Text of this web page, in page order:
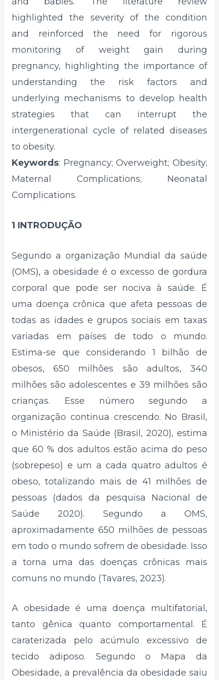
highlighted the severity of the condition
and reinforced the need for rigorous
monitoring of weight gain during
pregnancy, highlighting the importance of
understanding the risk factors and
underlying mechanisms to develop health
strategies that can interrupt the
intergenerational cycle of related diseases
to obesity.
Keywords: Pregnancy; Overweight; Obesity;
Maternal Complications; Neonatal
Complications.
1 INTRODUÇÃO
Segundo a organização Mundial da saúde
(OMS), a obesidade é o excesso de gordura
corporal que pode ser nociva à saúde. É
uma doença crônica que afeta pessoas de
todas as idades e grupos sociais em taxas
variadas em países de todo o mundo.
Estima-se que considerando 1 bilhão de
obesos, 650 milhões são adultos, 340
milhões são adolescentes e 39 milhões são
crianças. Esse número segundo a
organização continua crescendo. No Brasil,
o Ministério da Saúde (Brasil, 2020), estima
que 60 % dos adultos estão acima do peso
(sobrepeso) e um a cada quatro adultos é
obeso, totalizando mais de 41 milhões de
pessoas (dados da pesquisa Nacional de
Saúde 2020). Segundo a OMS,
aproximadamente 650 milhões de pessoas
em todo o mundo sofrem de obesidade. Isso
a torna uma das doenças crônicas mais
comuns no mundo (Tavares, 2023).
A obesidade é uma doença multifatorial,
tanto gênica quanto comportamental. É
caraterizada pelo acúmulo excessivo de
tecido adiposo. Segundo o Mapa da
Obesidade, a prevalência da obesidade saiu